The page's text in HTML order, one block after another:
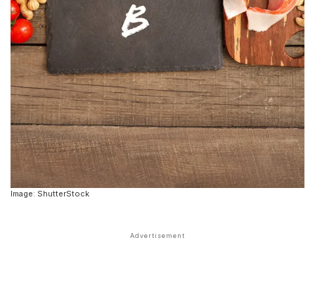
Image: ShutterStock